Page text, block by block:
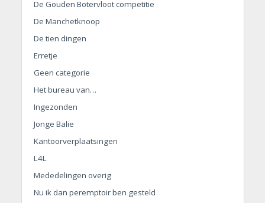
De Gouden Botervloot competitie
De Manchetknoop
De tien dingen
Erretje
Geen categorie
Het bureau van…
Ingezonden
Jonge Balie
Kantoorverplaatsingen
L4L
Mededelingen overig
Nu ik dan peremptoir ben gesteld